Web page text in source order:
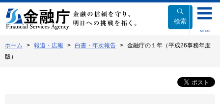
文
へ
動
検索
MENU
ホーム 報道・広報 白書・年次報告
金融庁の１年（平成26事務年度
版）